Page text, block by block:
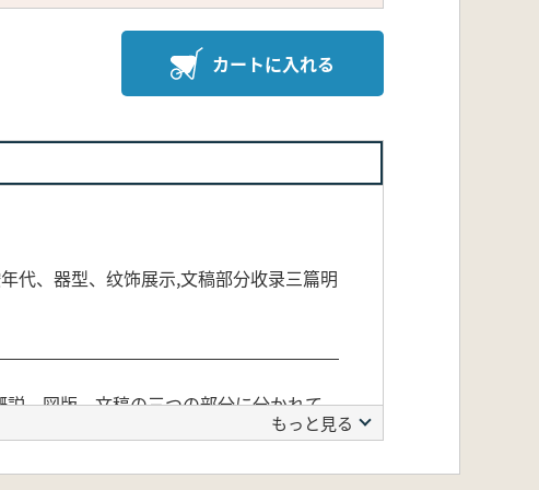
カートに入れる
代、器型、纹饰展示,文稿部分收录三篇明
、図版、文稿の三つの部分に分かれて
東青花磁器に関する三編の研究論文が収
もっと見る